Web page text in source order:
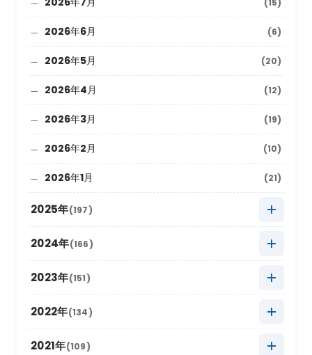
2026年6月 (6)
2026年5月 (20)
2026年4月 (12)
2026年3月 (19)
2026年2月 (10)
2026年1月 (21)
2025年(197)
2025年12月 (9)
2025年11月
2025年10月
2025年9月 (10)
2024年(166)
2024年12月 (8)
2024年11月
2024年10月
2023年(151)
2023年12月 (5)
2023年11月
2022年(134)
2022年12月 (11)
2021年(109)